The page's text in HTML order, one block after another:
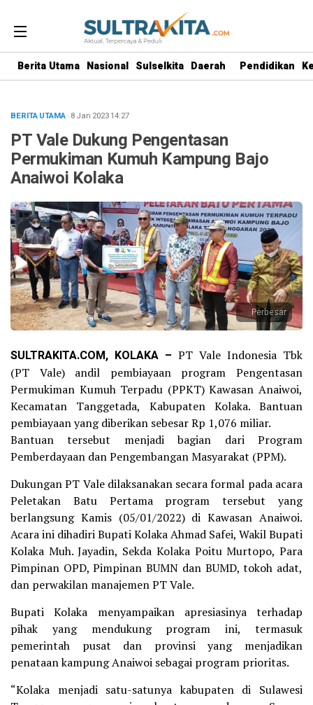
Berita Utama Nasional Sulselkita Daerah Pendidikan
BERITA UTAMA· 8 Jan 202314:27
PT Vale Dukung Pengentasan
Permukiman Kumuh Kampung Bajo
Anaiwoi Kolaka
Perbesar
SULTRAKITA.COM, KOLAKA – PT Vale Indonesia Tbk
(PT Vale) andil pembiayaan program Pengentasan
Permukiman Kumuh Terpadu (PPKT) Kawasan Anaiwoi,
Kecamatan Tanggetada, Kabupaten Kolaka. Bantuan
pembiayaan yang diberikan sebesar Rp 1,076 miliar.
Bantuan tersebut menjadi bagian dari Program
Pemberdayaan dan Pengembangan Masyarakat (PPM).
Dukungan PT Vale dilaksanakan secara formal pada acara
Peletakan Batu Pertama program tersebut yang
berlangsung Kamis (05/01/2022) di Kawasan Anaiwoi.
Acara ini dihadiri Bupati Kolaka Ahmad Safei, Wakil Bupati
Kolaka Muh. Jayadin, Sekda Kolaka Poitu Murtopo, Para
Pimpinan OPD, Pimpinan BUMN dan BUMD, tokoh adat,
dan perwakilan manajemen PT Vale.
Bupati Kolaka menyampaikan apresiasinya terhadap
pihak yang mendukung program ini, termasuk
pemerintah pusat dan provinsi yang menjadikan
penataan kampung Anaiwoi sebagai program prioritas.
“Kolaka menjadi satu-satunya kabupaten di Sulawesi